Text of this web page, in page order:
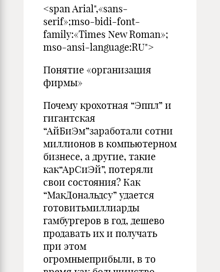
<span Arial",«sans-
serif»;mso-bidi-font-
family:«Times New Roman»;
mso-ansi-language:RU">
Понятие «организация
фирмы»
Почему крохотная “Эппл” и
гигантская
“АйБиЭм”заработали сотни
миллионов в компьютерном
бизнесе, а другие, такие
как“АрСиЭй”, потеряли
свои состояния? Как
“МакДональдсу” удается
готовитьмиллиарды
гамбургеров в год, дешево
продавать их и получать
при этом
огромныеприбыли, в то